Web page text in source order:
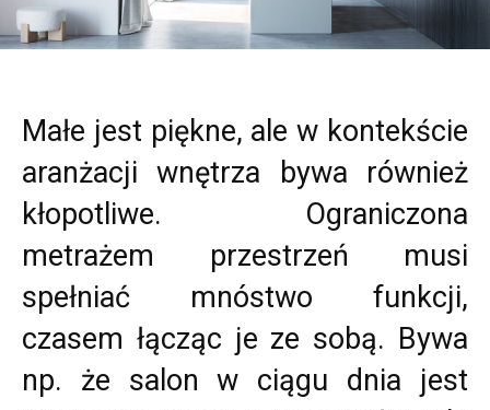
Małe jest piękne, ale w kontekście
aranżacji wnętrza bywa również
kłopotliwe. Ograniczona
metrażem przestrzeń musi
spełniać mnóstwo funkcji,
czasem łącząc je ze sobą. Bywa
np. że salon w ciągu dnia jest